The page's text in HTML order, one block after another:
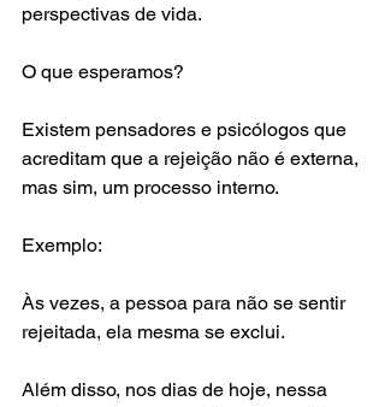
perspectivas de vida.
O que esperamos?
Existem pensadores e psicólogos que
acreditam que a rejeição não é externa,
mas sim, um processo interno.
Exemplo:
Às vezes, a pessoa para não se sentir
rejeitada, ela mesma se exclui.
Além disso, nos dias de hoje, nessa